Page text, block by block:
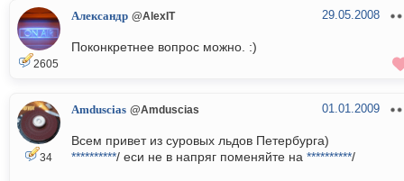
2605
Александр @AlexIT 29.05.2008
Поконкретнее вопрос можно. :)
34
Amduscias @Amduscias 01.01.2009
Всем привет из суровых льдов Петербурга)
**********/ еси не в напряг поменяйте на **********/